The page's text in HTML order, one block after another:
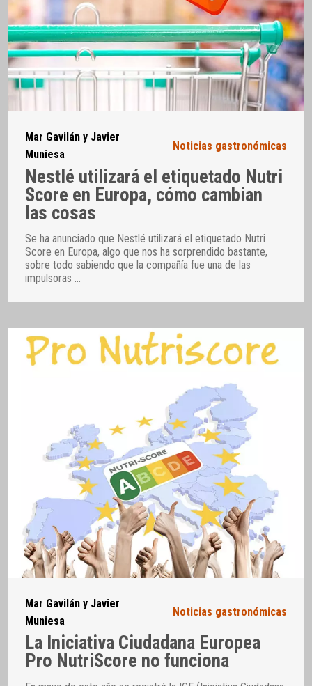
Mar Gavilán y Javier
Muniesa
Noticias gastronómicas
Nestlé utilizará el etiquetado Nutri
Score en Europa, cómo cambian
las cosas
Se ha anunciado que Nestlé utilizará el etiquetado Nutri
Score en Europa, algo que nos ha sorprendido bastante,
sobre todo sabiendo que la compañía fue una de las
impulsoras …
Mar Gavilán y Javier
Muniesa
Noticias gastronómicas
La Iniciativa Ciudadana Europea
Pro NutriScore no funciona